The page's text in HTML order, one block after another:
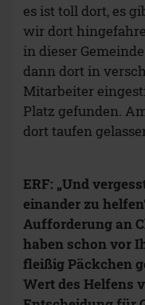
es ist toll dort, es
wir dort
in dieser
dann dort in
Mitarbeiter
Platz gefunden.
dort taufen
ERF: „Und
einander zu
Aufforderung an
haben schon vor
fleißig Päckchen
Wert des Helfens